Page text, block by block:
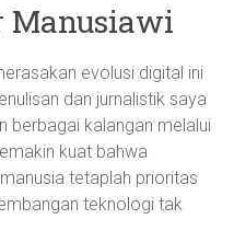
Manusiawi
evolusi digital ini
dan jurnalistik saya
berbagai kalangan melalui
kuat bahwa
tetaplah prioritas
teknologi tak